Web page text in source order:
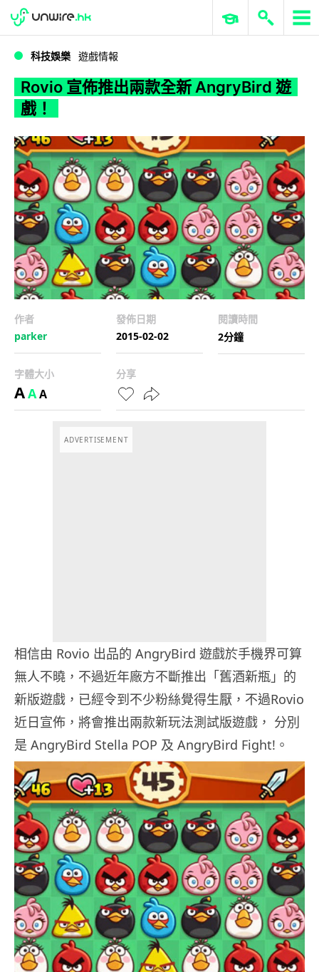
Rovio 宣佈推出兩款全新 AngryBird 遊戲！
WWDC 2026 ERP 與商業 AI
科技娛樂 遊戲情報
Rovio 宣佈推出兩款全新 AngryBird 遊
戲！
作者
parker
發佈日期
2015-02-02
閱讀時間
2分鐘
字體大小
AAA
分享
ADVERTISEMENT
相信由 Rovio 出品的 AngryBird 遊戲於手機界可算
無人不曉，不過近年廠方不斷推出「舊酒新瓶」的
新版遊戲，已經令到不少粉絲覺得生厭，不過Rovio
近日宣佈，將會推出兩款新玩法測試版遊戲， 分別
是 AngryBird Stella POP 及 AngryBird Fight!。